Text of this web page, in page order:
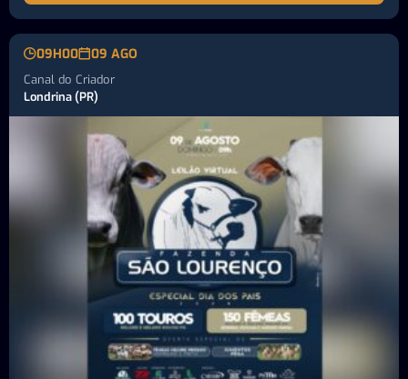
09H00 09 AGO
Canal do Criador
Londrina (PR)